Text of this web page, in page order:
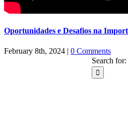
Oportunidades e Desafios na
February 8th, 2024 | 0 Comments
Search for: